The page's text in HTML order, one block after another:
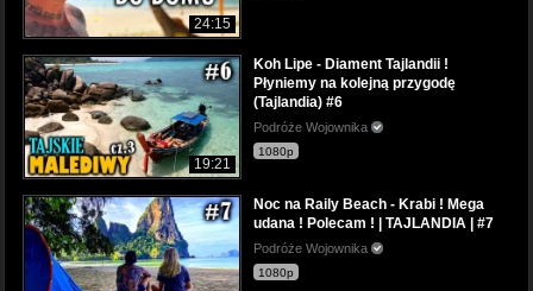
24:15
19:21
Koh Lipe - Diament Tajlandii !
Płyniemy na kolejną przygodę
(Tajlandia) #6
Podróże Wojownika
1080p
Noc na Raily Beach - Krabi ! Mega
udana ! Polecam ! | TAJLANDIA | #7
Podróże Wojownika
1080p